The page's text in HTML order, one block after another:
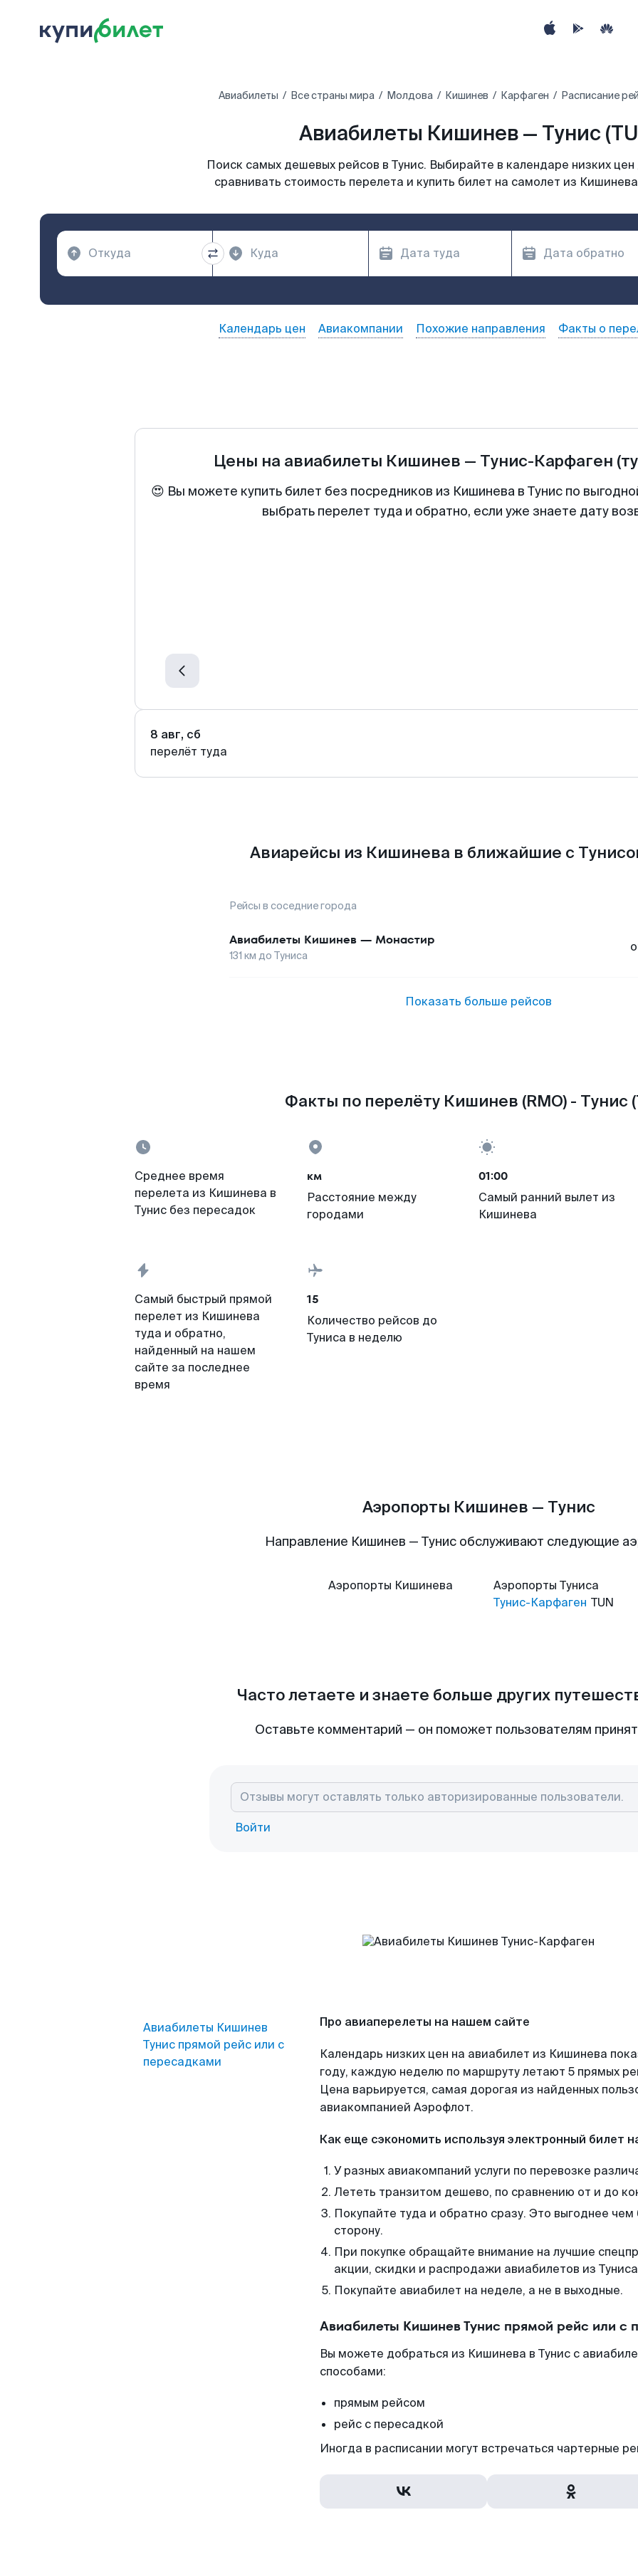
Авиабилеты Все страны мира Молдова Кишинев Карфаген Расписание
Авиабилеты Кишинев — Тунис
Поиск самых дешевых рейсов в Тунис. Выбирайте в календаре низких
сравнивать стоимость перелета и купить билет на самолет из
Календарь цен Авиакомпании Похожие направления Факты о
Цены на авиабилеты Кишинев — Тунис-Карфаген
😍 Вы можете купить билет без посредников из Кишинева в Тунис по
выбрать перелет туда и обратно, если уже знаете дату
8 авг, сб
перелёт туда
Авиарейсы из Кишинева в ближайшие с
Рейсы в соседние города
Авиабилеты Кишинев — Монастир
131 км до Туниса
Показать больше рейсов
Факты по перелёту Кишинев (RMO) - Тунис
Среднее время
перелета из Кишинева в
Тунис без пересадок
км
Расстояние между
городами
01:00
Самый ранний вылет из
Кишинева
Самый быстрый прямой
перелет из Кишинева
туда и обратно,
найденный на нашем
сайте за последнее
время
15
Количество рейсов до
Туниса в неделю
Аэропорты Кишинев — Тунис
Направление Кишинев — Тунис обслуживают следующие
Аэропорты Кишинева Аэропорты Туниса
Тунис-Карфаген TUN
Часто летаете и знаете больше других
Оставьте комментарий — он поможет пользователям
Войти
Авиабилеты Кишинев
Тунис прямой рейс или с
пересадками
Про авиаперелеты на нашем сайте
Календарь низких цен на авиабилет из Кишинева
году, каждую неделю по маршруту летают 5 прямых
Цена варьируется, самая дорогая из найденных
авиакомпанией Аэрофлот.
Как еще сэкономить используя электронный билет
У разных авиакомпаний услуги по перевозке
Лететь транзитом дешево, по сравнению от и до
Покупайте туда и обратно сразу. Это выгоднее
сторону.
При покупке обращайте внимание на лучшие
акции, скидки и распродажи авиабилетов из
Покупайте авиабилет на неделе, а не в выходные.
Авиабилеты Кишинев Тунис прямой рейс или с
Вы можете добраться из Кишинева в Тунис с
способами:
прямым рейсом
рейс с пересадкой
Иногда в расписании могут встречаться чартерные